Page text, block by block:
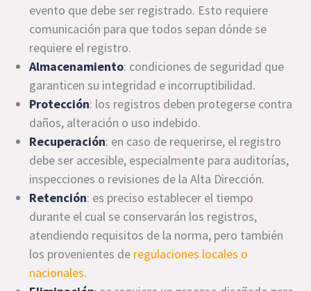
evento que debe ser registrado. Esto requiere
comunicación para que todos sepan dónde se
requiere el registro.
Almacenamiento: condiciones de seguridad que
garanticen su integridad e incorruptibilidad.
Protección: los registros deben protegerse contra
daños, alteración o uso indebido.
Recuperación: en caso de requerirse, el registro
debe ser accesible, especialmente para auditorías,
inspecciones o revisiones de la Alta Dirección.
Retención: es preciso establecer el tiempo
durante el cual se conservarán los registros,
atendiendo requisitos de la norma, pero también
los provenientes de regulaciones locales o
nacionales.